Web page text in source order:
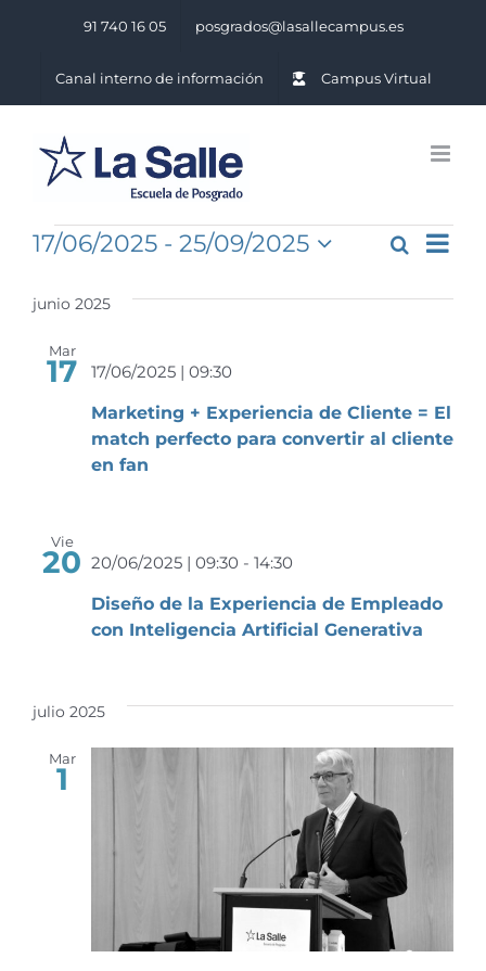
91 740 16 05 posgrados@lasallecampus.es
Canal interno de información Campus Virtual
Eventos
de
vistas
de
Buscar
Lista
17/06/2025 - 25/09/2025
fecha.
junio 2025
Mar
17
Marketing + Experiencia de Cliente = El
match perfecto para convertir al cliente
en fan
17/06/2025 | 09:30
Vie
20
Diseño de la Experiencia de Empleado
con Inteligencia Artificial Generativa
20/06/2025 | 09:30 - 14:30
julio 2025
Mar
1